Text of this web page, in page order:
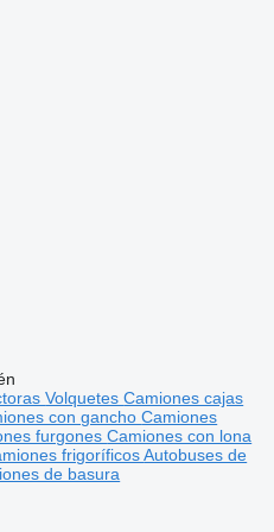
VolquetesCamiones cajas
con ganchoCamiones
furgonesCamiones con lona
frigoríficosAutobuses de
de basura